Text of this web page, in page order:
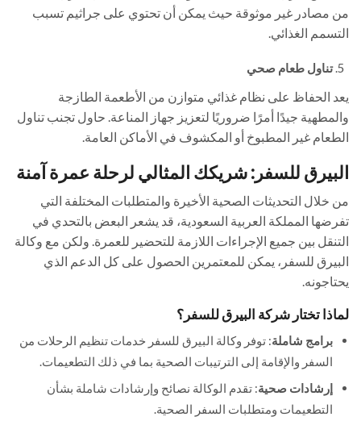
من مصادر غير موثوقة حيث يمكن أن تحتوي على جراثيم تسبب
التسمم الغذائي.
تناول طعام صحي
يعد الحفاظ على نظام غذائي متوازن من الأطعمة الطازجة
والمطهية جيدًا أمرًا ضروريًا لتعزيز جهاز المناعة. حاول تجنب تناول
الطعام غير المطبوخ أو المكشوف في الأماكن العامة.
البيرق للسفر: شريكك المثالي لرحلة عمرة آمنة
من خلال التحديثات الصحية الأخيرة والمتطلبات المختلفة التي
تفرضها المملكة العربية السعودية، قد يشعر البعض بالتحدي في
التنقل بين جميع الإجراءات اللازمة للتحضير للعمرة. ولكن مع وكالة
البيرق للسفر، يمكن للمعتمرين الحصول على كل الدعم الذي
يحتاجونه.
لماذا تختار شركة البيرق للسفر؟
برامج شاملة: توفر وكالة البيرق للسفر خدمات تنظيم الرحلات من
السفر والإقامة إلى الترتيبات الصحية بما في ذلك التطعيمات.
إرشادات صحية: تقدم الوكالة نصائح وإرشادات شاملة بشأن
التطعيمات ومتطلبات السفر الصحية.